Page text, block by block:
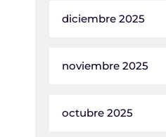
diciembre 2025
noviembre 2025
octubre 2025